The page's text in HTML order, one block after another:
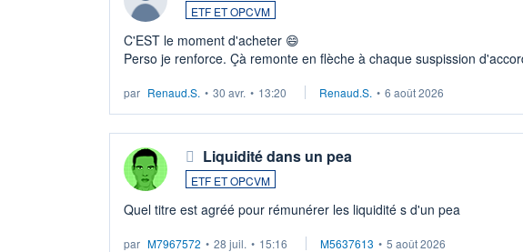
ETF ET OPCVM
C'EST le moment d'acheter 😄​
Perso je renforce. Çà remonte en flèche à chaque suspission
par Renaud.S. • 30 avr. • 13:20 Renaud.S. • 6 août 2026
Liquidité dans un pea
ETF ET OPCVM
Quel titre est agréé pour rémunérer les liquidité s d'un pea
par M7967572 • 28 juil. • 15:16 M5637613 • 5 août 2026